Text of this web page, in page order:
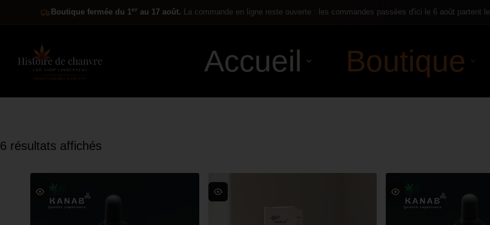
Boutique fermée du 1er au 17 août. La commande en ligne reste ouverte : les commandes passées d'ici le 6 août partent le
Accueil Boutique
6 résultats affichés